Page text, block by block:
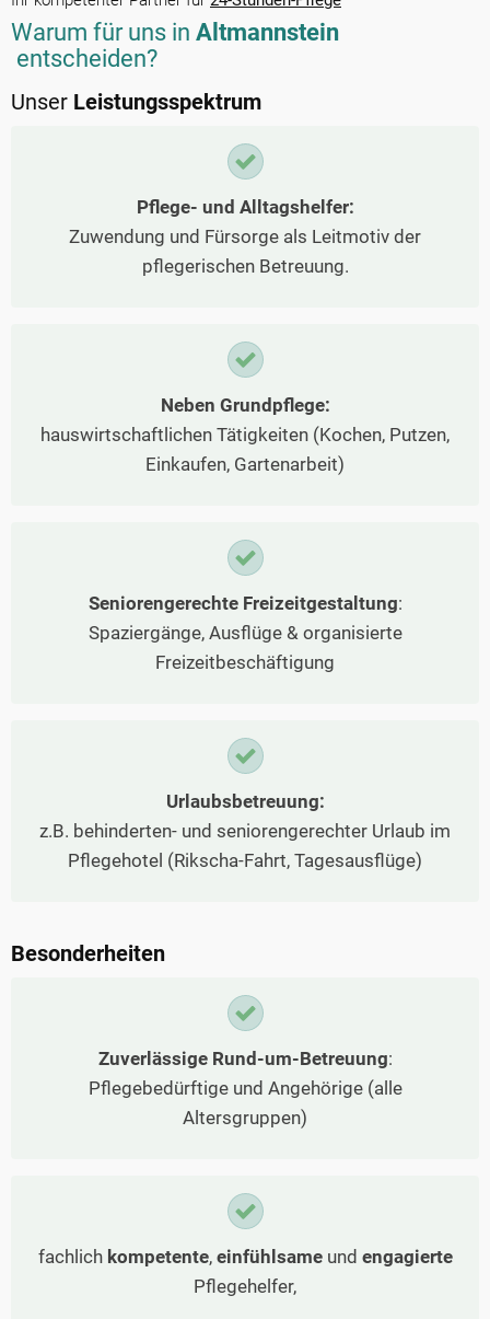
Warum für uns in Altmannstein
entscheiden?
Unser Leistungsspektrum
Pflege- und Alltagshelfer:
Zuwendung und Fürsorge als Leitmotiv der
pflegerischen Betreuung.
Neben Grundpflege:
hauswirtschaftlichen Tätigkeiten (Kochen, Putzen,
Einkaufen, Gartenarbeit)
Seniorengerechte Freizeitgestaltung:
Spaziergänge, Ausflüge & organisierte
Freizeitbeschäftigung
Urlaubsbetreuung:
z.B. behinderten- und seniorengerechter Urlaub im
Pflegehotel (Rikscha-Fahrt, Tagesausflüge)
Besonderheiten
Zuverlässige Rund-um-Betreuung:
Pflegebedürftige und Angehörige (alle
Altersgruppen)
fachlich kompetente, einfühlsameund engagierte
Pflegehelfer,